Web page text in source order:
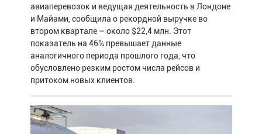
авиаперевозок и ведущая деятельность в Лондоне
и Майами, сообщила о рекордной выручке во
втором квартале – около $22,4 млн. Этот
показатель на 46% превышает данные
аналогичного периода прошлого года, что
обусловлено резким ростом числа рейсов и
притоком новых клиентов.